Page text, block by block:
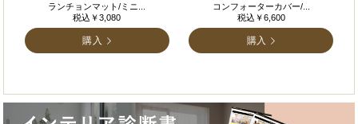
ランチョンマット/ミニ...
税込￥3,080
購入
コンフォーターカバー/...
税込￥6,600
購入